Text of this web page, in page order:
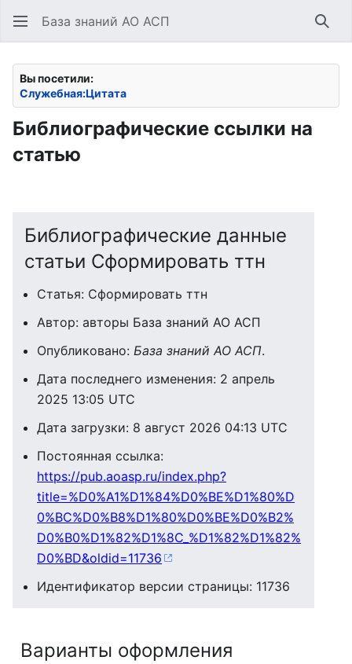
База знаний АО АСП
Вы посетили:
Служебная:Цитата
Библиографические ссылки на
статью
Библиографические данные
статьи Сформировать ттн
Статья: Сформировать ттн
Автор: авторы База знаний АО АСП
Опубликовано: База знаний АО АСП.
Дата последнего изменения: 2 апрель
2025 13:05 UTC
Дата загрузки: 8 август 2026 04:13 UTC
Постоянная ссылка:
https://pub.aoasp.ru/index.php?
title=%D0%A1%D1%84%D0%BE%D1%80%D
0%BC%D0%B8%D1%80%D0%BE%D0%B2%
D0%B0%D1%82%D1%8C_%D1%82%D1%82%
D0%BD&oldid=11736
Идентификатор версии страницы: 11736
Варианты оформления